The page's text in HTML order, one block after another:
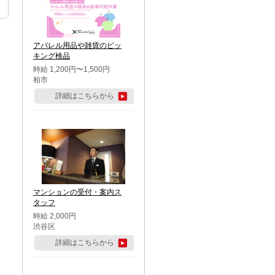
アパレル用品や雑貨のピッ
キング検品
時給 1,200円〜1,500円
柏市
詳細はこちらから
マンションの受付・案内ス
タッフ
時給 2,000円
渋谷区
詳細はこちらから